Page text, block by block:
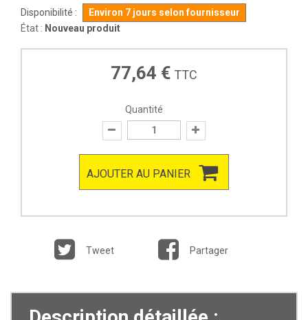
Disponibilité :
Environ 7 jours selon fournisseur
État : Nouveau produit
77,64 € TTC
Quantité
AJOUTER AU PANIER
Tweet Partager